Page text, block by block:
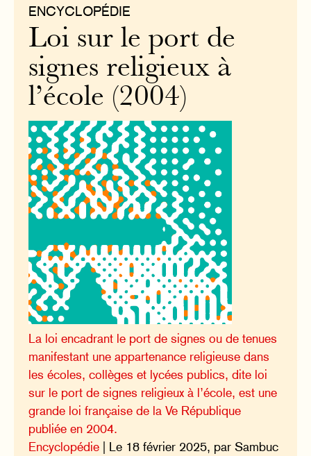
ENCYCLOPÉDIE
Loi sur le port de
signes religieux à
l’école (2004)
La loi encadrant le port de signes ou de tenues
manifestant une appartenance religieuse dans
les écoles, collèges et lycées publics, dite loi
sur le port de signes religieux à l’école, est une
grande loi française de la Ve République
publiée en 2004.
Encyclopédie | Le 18 février 2025, par Sambuc